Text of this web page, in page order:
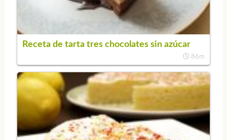
Receta de tarta tres chocolates sin azúcar
86m